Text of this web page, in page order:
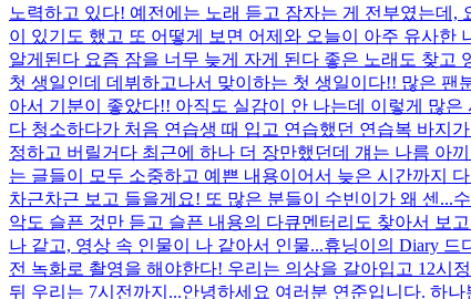
노력하고 있다! 예전에는 노래 듣고 잠자는 게 전부였는데,
이 있기도 했고 또 어떻게 보면 어제와 오늘이 아주 유사한
알게된다 요즘 잠을 너무 늦게 자게 된다 좋은 노래도 찾고
첫 생일인데 데뷔하고나서 맞이하는 첫 생일이다!! 많은
아서 기분이 좋았다!! 아직도 실감이 안 나는데 이렇게 많은
다 청소하다가 처음 연습생 때 입고 연습했던 연습복 바지
정하고 버릴거다 최근에 하나 더 장만했던데 걔는 나름 아
는 글들이 모두 소중하고 예쁜 내용이어서 늦은 시간까지
차근차근 보고 들을게요! 또 많은 분들이 수빈이가 왜 센...
악도 슬픈 것만 듣고 슬픈 내용의 다큐멘터리도 찾아서 보
나 같고, 영상 속 인물이 나 같아서 인물...휴닝이의 Diary 드
전 녹화로 촬영을 해야한다! 우리는 의상을 갈아입고 12시
뒤 우리는 7시전까지...안녕하세요 여러분 연준입니다. 하